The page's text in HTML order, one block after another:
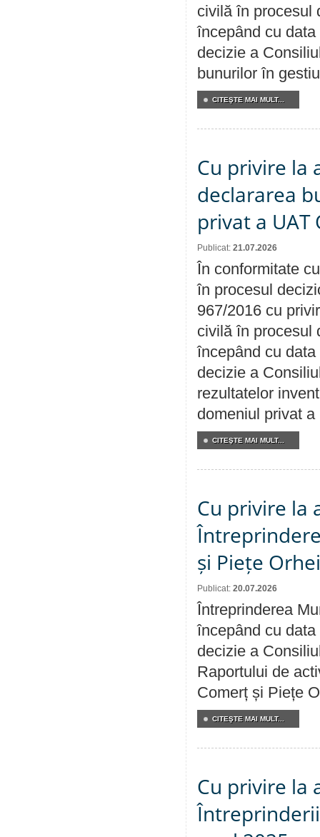
civilă în procesul
începând cu
decizie a
bunurilor în
CITEŞTE MAI MULT...
Cu privire la
declararea
privat a UAT
Publicat: 21.07.2026
În conformitate
în procesul
967/2016 cu
civilă în procesul
începând cu
decizie a
rezultatelor
domeniul privat a
CITEŞTE MAI MULT...
Cu privire la
și Piețe
Publicat: 20.07.2026
Întreprinderea
începând cu
decizie a
Raportului de
Comerț și Piețe
CITEŞTE MAI MULT...
Cu privire la